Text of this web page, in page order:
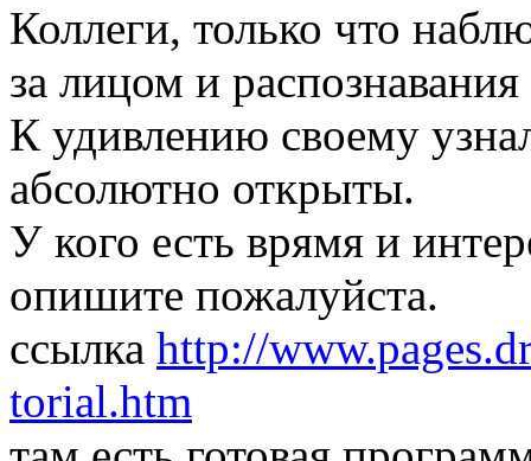
Коллеги, только что
за лицом и
К удивлению своему
абсолютно открыты.
У кого есть врямя и
опишите пожалуйста.
ссылка http://
torial.htm